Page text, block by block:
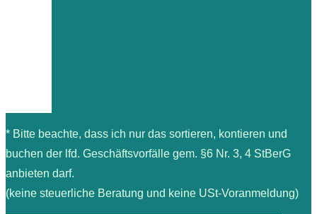
* Bitte beachte, dass ich nur das sortieren, kontieren und
buchen der lfd. Geschäftsvorfälle gem. §6 Nr. 3, 4 StBerG
anbieten darf.
(keine steuerliche Beratung und keine USt-Voranmeldung)